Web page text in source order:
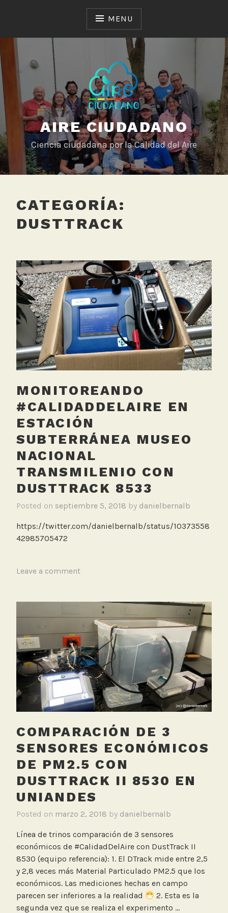
MENU
AIRE CIUDADANO
Ciencia ciudadana por la Calidad del Aire
CATEGORÍA:
DUSTTRACK
MONITOREANDO
#CALIDADDELAIRE EN
ESTACIÓN
SUBTERRÁNEA MUSEO
NACIONAL
TRANSMILENIO CON
DUSTTRACK 8533
Posted on septiembre 5, 2018 by danielbernalb
https://twitter.com/danielbernalb/status/10373558
42985705472
T
e
E
s
t
c
n
s
u
b
t
e
r
r
n
e
a
,
T
r
Leave a comment
COMPARACIÓN DE 3
SENSORES ECONÓMICOS
DE PM2.5 CON
DUSTTRACK II 8530 EN
UNIANDES
Posted on marzo 2, 2018 by danielbernalb
Línea de trinos comparación de 3 sensores
económicos de #CalidadDelAire con DustTrack II
8530 (equipo referencia): 1. El DTrack mide entre 2,5
y 2,8 veces más Material Particulado PM2.5 que los
económicos. Las mediciones hechas en campo
parecen ser inferiores a la realidad
2. Esta es la
segunda vez que se realiza el experimento …